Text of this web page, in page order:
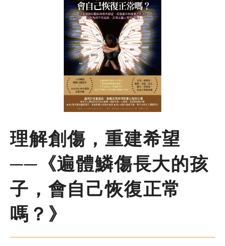
後台登入
主題報導
主題座談
人物專訪
理解創傷，重建希望
──《遍體鱗傷長大的孩
子，會自己恢復正常
嗎？》